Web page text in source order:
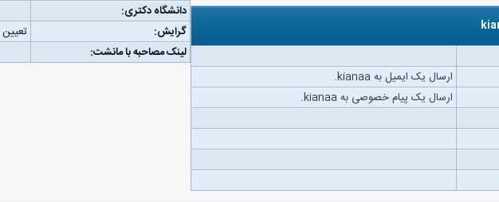
ارسال یک ایمیل به kianaa.
ارسال یک پیام خصوصی به kianaa.
دانشگاه دکتری:
گرایش:
لینک مصاحبه با مانشت: